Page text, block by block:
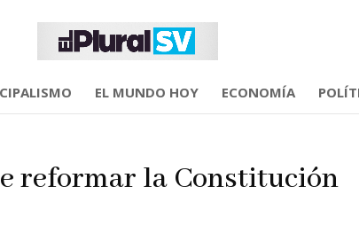
EL MUNDO HOY ECONOMÍA
reformar la Constitución